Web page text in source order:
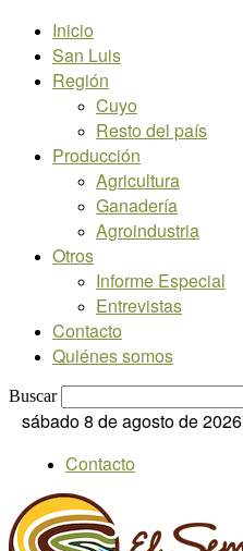
Inicio
San Luis
Región
Cuyo
Resto del país
Producción
Agricultura
Ganadería
Agroindustria
Otros
Informe Especial
Entrevistas
Contacto
Quiénes somos
Buscar
sábado 8 de agosto de 2026
Contacto